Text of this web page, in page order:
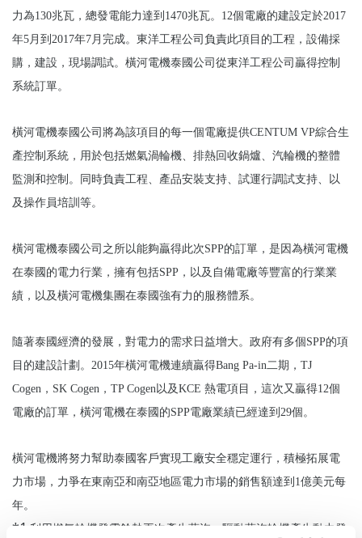
力為130兆瓦，總發電能力達到1470兆瓦。12個電廠的建設定於2017
年5月到2017年7月完成。東洋工程公司負責此項目的工程，設備採
購，建設，現場調試。橫河電機泰國公司從東洋工程公司贏得控制
系統訂單。
橫河電機泰國公司將為該項目的每一個電廠提供CENTUM VP綜合生
產控制系統，用於包括燃氣渦輪機、排熱回收鍋爐、汽輪機的整體
監測和控制。同時負責工程、產品安裝支持、試運行調試支持、以
及操作員培訓等。
橫河電機泰國公司之所以能夠贏得此次SPP的訂單，是因為橫河電機
在泰國的電力行業，擁有包括SPP，以及自備電廠等豐富的行業業
績，以及橫河電機集團在泰國強有力的服務體系。
隨著泰國經濟的發展，對電力的需求日益增大。政府有多個SPP的項
目的建設計劃。2015年橫河電機連續贏得Bang Pa-in二期，TJ
Cogen，SK Cogen，TP Cogen以及KCE 熱電項目，這次又贏得12個
電廠的訂單，橫河電機在泰國的SPP電廠業績已經達到29個。
橫河電機將努力幫助泰國客戶實現工廠安全穩定運行，積極拓展電
力市場，力爭在東南亞和南亞地區電力市場的銷售額達到1億美元每
年。
*1 利用燃氣輪機發電餘熱再次產生蒸汽，驅動蒸汽輪機產生動力發